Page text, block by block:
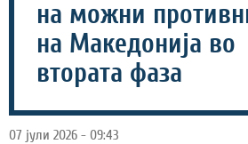
на можни
на Македонија во
втората фаза
07 јули 2026 - 09:43